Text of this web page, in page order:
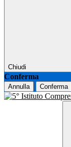
Chiudi
Conferma
Annulla Conferma